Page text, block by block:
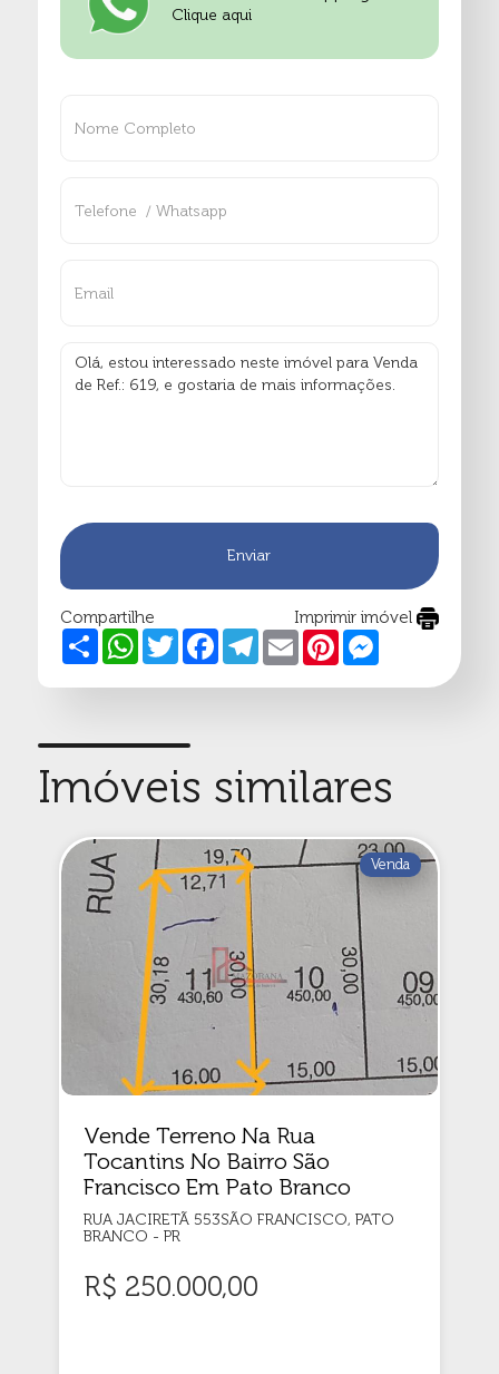
Clique aqui
Enviar
Imprimir imóvel
Compartilhe
ShareWhatsApp
TwitterFacebookTelegram
EmailPinterestMessenger
Imóveis similares
Venda
Vende Terreno Na Rua
Tocantins No Bairro São
Francisco Em Pato Branco
RUA JACIRETÃ 553SÃO FRANCISCO, PATO
BRANCO - PR
R$ 250.000,00